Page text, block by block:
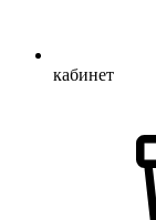
кабинет